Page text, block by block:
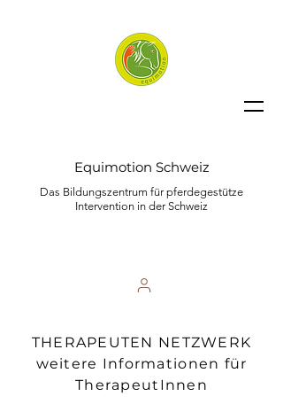
Equimotion Schweiz
Das Bildungszentrum für pferdegestütze
Intervention in der Schweiz
THERAPEUTEN NETZWERK
weitere Informationen für
TherapeutInnen